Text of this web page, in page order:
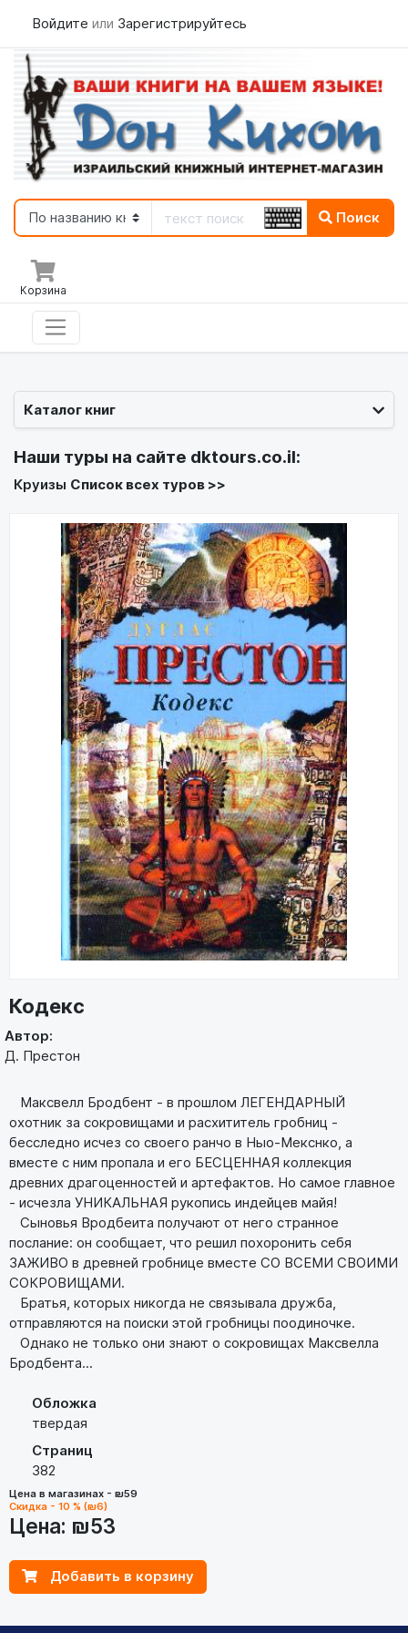
Войдите или Зарегистрируйтесь
Поиск
Корзина
Каталог книг
Наши туры на сайте dktours.co.il:
Круизы Список всех туров >>
Кодекс
Автор:
Д. Престон
Максвелл Бродбент - в прошлом ЛЕГЕНДАРНЫЙ
охотник за сокровищами и расхититель гробниц -
бесследно исчез со своего ранчо в Ныо-Мекснко, а
вместе с ним пропала и его БЕСЦЕННАЯ коллекция
древних драгоценностей и артефактов. Но самое главное
- исчезла УНИКАЛЬНАЯ рукопись индейцев майя!
Сыновья Вродбеита получают от него странное
послание: он сообщает, что решил похоронить себя
ЗАЖИВО в древней гробнице вместе СО ВСЕМИ СВОИМИ
СОКРОВИЩАМИ.
Братья, которых никогда не связывала дружба,
отправляются на поиски этой гробницы поодиночке.
Однако не только они знают о сокровищах Максвелла
Бродбента...
Обложка
твердая
Страниц
382
Цена в магазинах - ₪59
Скидка - 10 % (₪6)
Цена: ₪53
Добавить в корзину